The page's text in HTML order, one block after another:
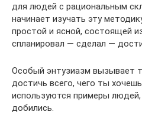
для людей с рациональным
начинает изучать эту
простой и ясной, состоящей
спланировал — сделал —
Особый энтузиазм вызывает
достичь всего, чего ты
используются примеры
добились.